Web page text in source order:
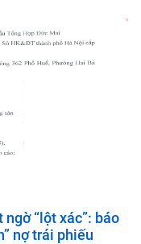
“lột xác”: báo
nợ trái phiếu